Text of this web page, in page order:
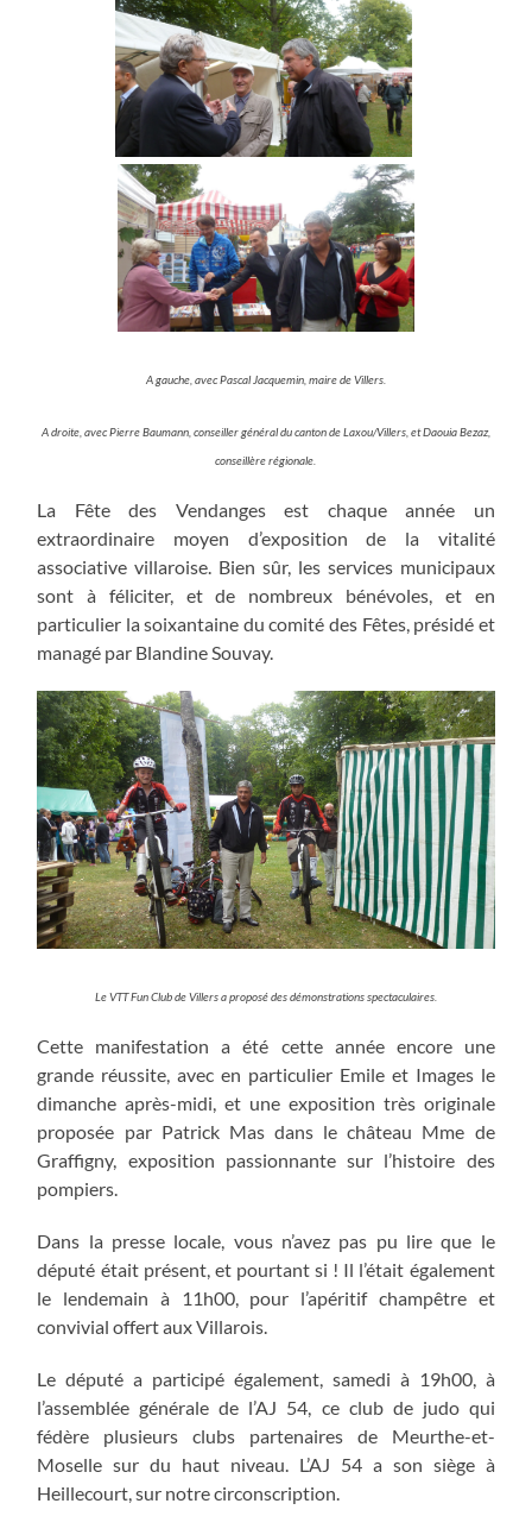
A gauche, avec Pascal Jacquemin, maire de Villers.
A droite, avec Pierre Baumann, conseiller général du canton de Laxou/Villers, et Daouia Bezaz,
conseillère régionale.
La Fête des Vendanges est chaque année un
extraordinaire moyen d’exposition de la vitalité
associative villaroise. Bien sûr, les services municipaux
sont à féliciter, et de nombreux bénévoles, et en
particulier la soixantaine du comité des Fêtes, présidé et
managé par Blandine Souvay.
Le VTT Fun Club de Villers a proposé des démonstrations spectaculaires.
Cette manifestation a été cette année encore une
grande réussite, avec en particulier Emile et Images le
dimanche après-midi, et une exposition très originale
proposée par Patrick Mas dans le château Mme de
Graffigny, exposition passionnante sur l’histoire des
pompiers.
Dans la presse locale, vous n’avez pas pu lire que le
député était présent, et pourtant si ! Il l’était également
le lendemain à 11h00, pour l’apéritif champêtre et
convivial offert aux Villarois.
Le député a participé également, samedi à 19h00, à
l’assemblée générale de l’AJ 54, ce club de judo qui
fédère plusieurs clubs partenaires de Meurthe-et-
Moselle sur du haut niveau. L’AJ 54 a son siège à
Heillecourt, sur notre circonscription.